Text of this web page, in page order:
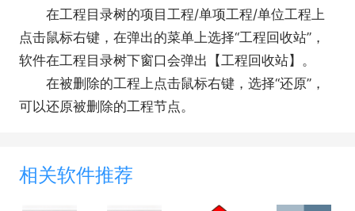
在工程目录树的项目工程/单项工程/单位工程上
点击鼠标右键，在弹出的菜单上选择“工程回收站”，
软件在工程目录树下窗口会弹出【工程回收站】。
在被删除的工程上点击鼠标右键，选择“还原”，
可以还原被删除的工程节点。
相关软件推荐